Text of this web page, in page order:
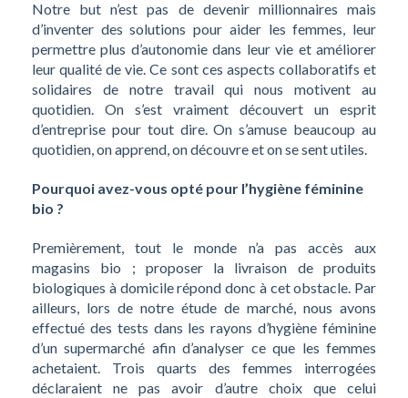
Notre but n’est pas de devenir millionnaires mais
d’inventer des solutions pour aider les femmes, leur
permettre plus d’autonomie dans leur vie et améliorer
leur qualité de vie. Ce sont ces aspects collaboratifs et
solidaires de notre travail qui nous motivent au
quotidien. On s’est vraiment découvert un esprit
d’entreprise pour tout dire. On s’amuse beaucoup au
quotidien, on apprend, on découvre et on se sent utiles.
Pourquoi avez-vous opté pour l’hygiène féminine
bio ?
Premièrement, tout le monde n’a pas accès aux
magasins bio ; proposer la livraison de produits
biologiques à domicile répond donc à cet obstacle. Par
ailleurs, lors de notre étude de marché, nous avons
effectué des tests dans les rayons d’hygiène féminine
d’un supermarché afin d’analyser ce que les femmes
achetaient. Trois quarts des femmes interrogées
déclaraient ne pas avoir d’autre choix que celui